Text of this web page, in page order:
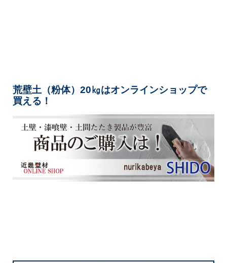
荒壁土（粉体）20㎏はオンラインショップで
買える！